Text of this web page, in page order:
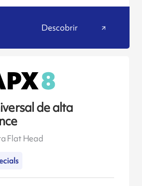
Descobrir
de alta
Flat Head